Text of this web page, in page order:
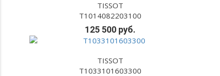
TISSOT
T1014082203100
125 500 руб.
TISSOT
T1033101603300